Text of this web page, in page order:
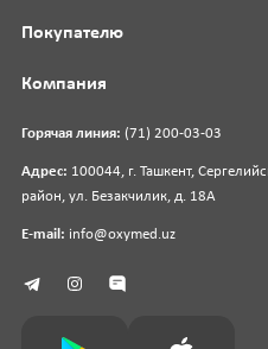
Горячая линия: (71) 200-03-03
Адрес: 100044, г. Ташкент,
район, ул. Безакчилик, д. 18А
E-mail: info@oxymed.uz
Покупателю
Компания